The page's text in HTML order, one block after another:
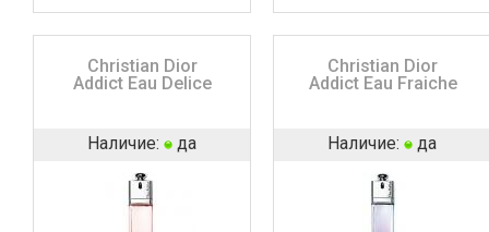
Christian Dior
Addict Eau Delice
Наличие: да
Christian Dior
Addict Eau Fraiche
Наличие: да